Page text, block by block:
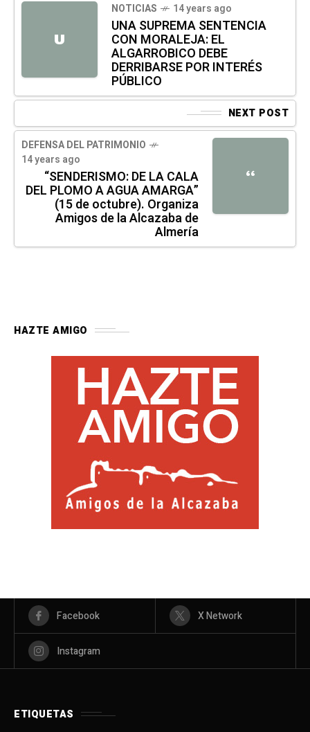
U
NOTICIAS 14 years ago
UNA SUPREMA SENTENCIA
CON MORALEJA: EL
ALGARROBICO DEBE
DERRIBARSE POR INTERÉS
PÚBLICO
NEXT POST
“
DEFENSA DEL PATRIMONIO
14 years ago
“SENDERISMO: DE LA CALA
DEL PLOMO A AGUA AMARGA”
(15 de octubre). Organiza
Amigos de la Alcazaba de
Almería
HAZTE AMIGO
Facebook X Network
Instagram
ETIQUETAS